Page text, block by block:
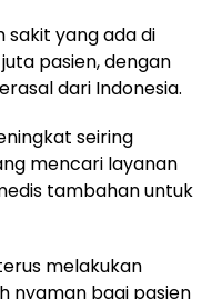
sakit yang ada di
pasien, dengan
dari Indonesia.
seiring
mencari layanan
tambahan untuk
melakukan
nyaman bagi pasien